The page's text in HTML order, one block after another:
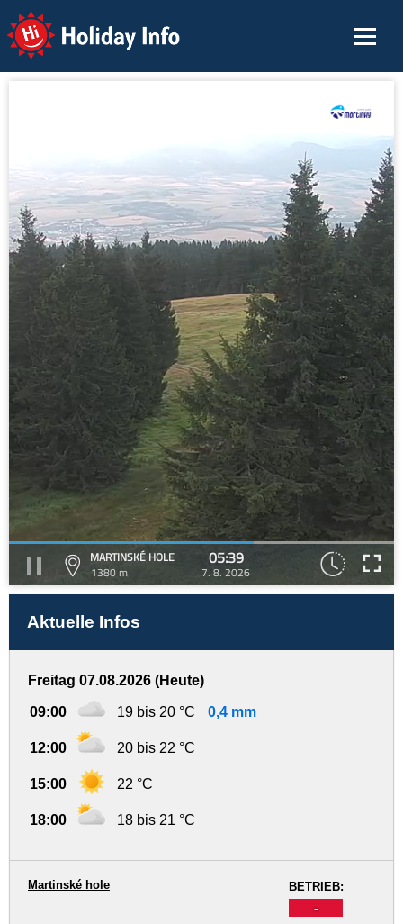
Holiday Info
MARTINSKÉ HOLE
1380 m
05:39
7. 8. 2026
Aktuelle Infos
Freitag 07.08.2026 (Heute)
09:00 19 bis 20 °C 0,4 mm
12:00 20 bis 22 °C
15:00 22 °C
18:00 18 bis 21 °C
BETRIEB:
-
Martinské hole